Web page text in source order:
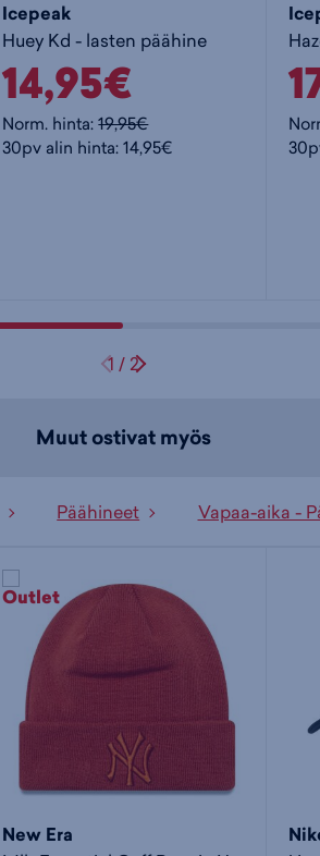
Icepeak
Huey Kd - lasten päähine
14,95€
Norm. hinta:19,95€
30pv alin hinta: 14,95€
1 / 2
Muut ostivat myös
Päähineet Vapaa-aika -
New Era